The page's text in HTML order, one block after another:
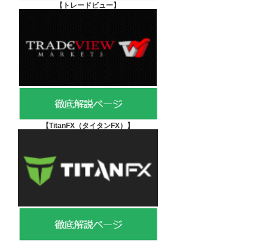
【 トレードビュー】
【TitanFX（タイタンFX） 】